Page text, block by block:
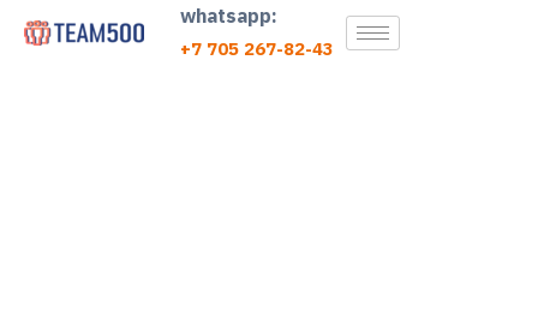
whatsapp:
+7 705 267-82-43